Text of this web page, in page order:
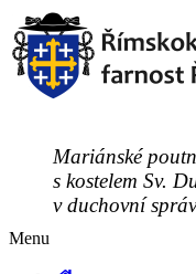
Mariánské
s kostelem Sv.
v duchovní
Menu